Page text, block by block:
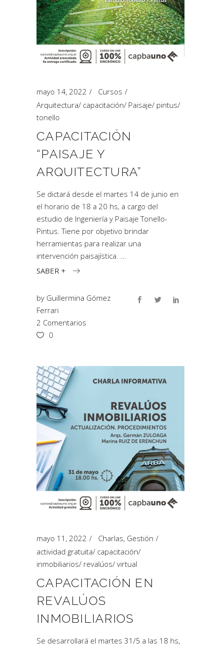
mayo 14, 2022
Cursos
Arquitectura/ capacitación/ Paisaje/ pintus/
tonello
CAPACITACIÓN
“PAISAJE Y
ARQUITECTURA”
Se dictará desde el martes 14 de junio en
el horario de 18 a 20 hs, a cargo del
estudio de Ingeniería y Paisaje Tonello-
Pintus. Tiene por objetivo brindar
herramientas para realizar una
intervención paisajística.
SABER +
by Guillermina Gómez
Ferrari
2 Comentarios
0
mayo 11, 2022 Charlas, Gestión
actividad gratuita/ capacitación/
inmobiliarios/ revalúos/ virtual
CAPACITACIÓN EN
REVALÚOS
INMOBILIARIOS
Se desarrollará el martes 31/5 a las 18 hs,